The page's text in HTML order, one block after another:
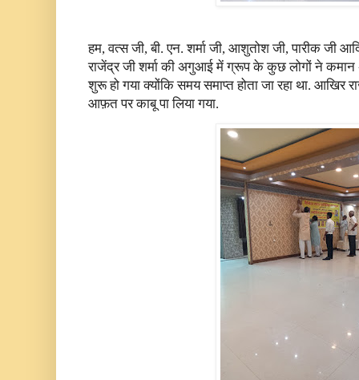
हम, वत्स जी, बी. एन. शर्मा जी, आशुतोश जी, पारीक जी
राजेंद्र जी शर्मा की अगुआई में ग्रूप के कुछ लोगों ने कमान
शुरू हो गया क्योंकि समय समाप्त होता जा रहा था.
आफ़त पर काबू पा लिया गया.